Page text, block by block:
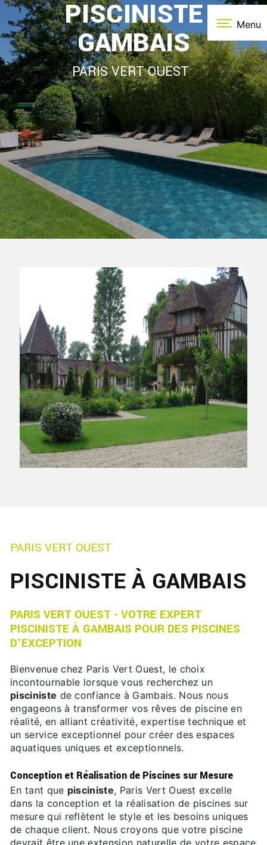
Menu
PISCINISTE
GAMBAIS
PARIS VERT OUEST
PARIS VERT OUEST
PISCINISTE À GAMBAIS
PARIS VERT OUEST - VOTRE EXPERT
PISCINISTE À GAMBAIS POUR DES PISCINES
D'EXCEPTION
Bienvenue chez Paris Vert Ouest, le choix
incontournable lorsque vous recherchez un
pisciniste de confiance à Gambais. Nous nous
engageons à transformer vos rêves de piscine en
réalité, en alliant créativité, expertise technique et
un service exceptionnel pour créer des espaces
aquatiques uniques et exceptionnels.
Conception et Réalisation de Piscines sur Mesure
En tant que pisciniste, Paris Vert Ouest excelle
dans la conception et la réalisation de piscines sur
mesure qui reflètent le style et les besoins uniques
de chaque client. Nous croyons que votre piscine
Panneau de gestion des cookies